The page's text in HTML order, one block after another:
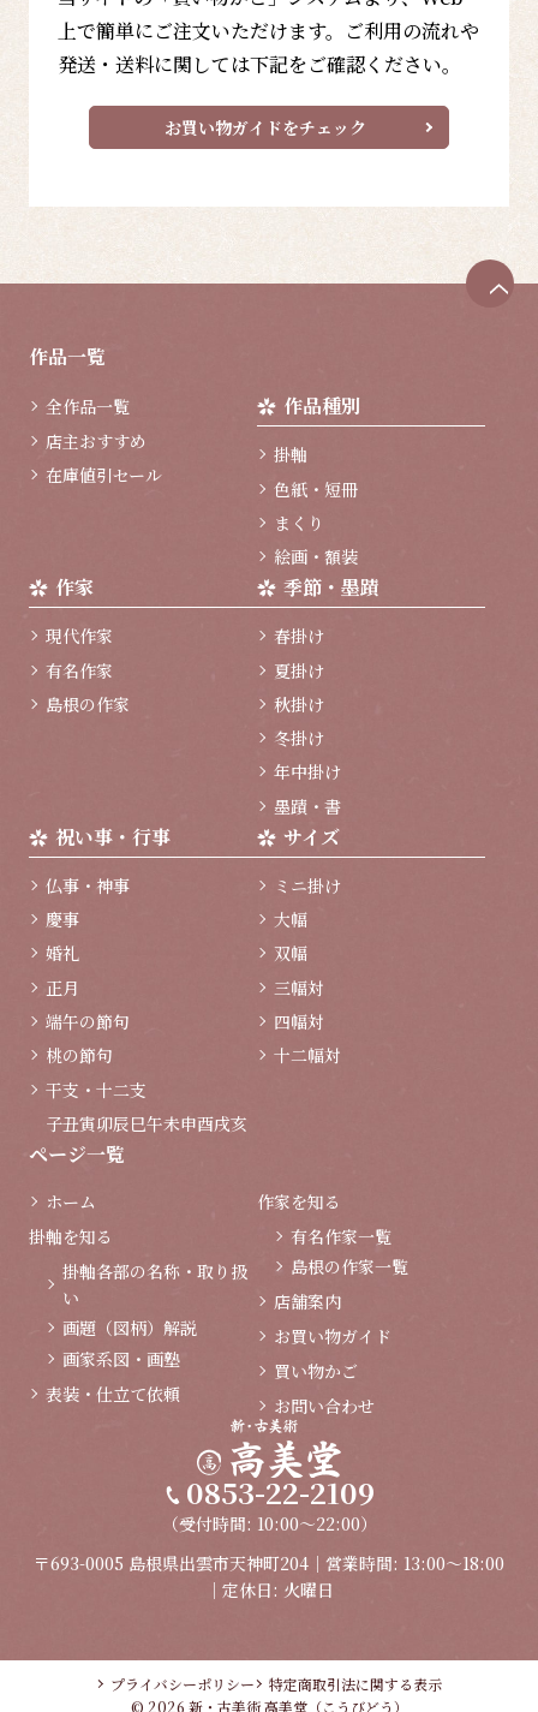
上で簡単にご注文いただけます。ご利用の流れや
発送・送料に関しては下記をご確認ください。
お買い物ガイドをチェック
作品一覧
全作品一覧
店主おすすめ
在庫値引セール
作品種別
掛軸
色紙・短冊
まくり
絵画・額装
作家
現代作家
有名作家
島根の作家
季節・墨蹟
春掛け
夏掛け
秋掛け
冬掛け
年中掛け
墨蹟・書
祝い事・行事
仏事・神事
慶事
婚礼
正月
端午の節句
桃の節句
干支・十二支
子丑寅卯辰巳午未申酉戌亥
サイズ
ミニ掛け
大幅
双幅
三幅対
四幅対
十二幅対
ページ一覧
ホーム
掛軸を知る
掛軸各部の名称・取り扱
い
画題（図柄）解説
画家系図・画塾
表装・仕立て依頼
作家を知る
有名作家一覧
島根の作家一覧
店舗案内
お買い物ガイド
買い物かご
お問い合わせ
0853-22-2109
（受付時間: 10:00～22:00）
〒693-0005 島根県出雲市天神町204｜営業時間: 13:00～18:00
｜定休日: 火曜日
プライバシーポリシー
特定商取引法に関する表示
© 2026 新・古美術 高美堂（こうびどう）
ペ